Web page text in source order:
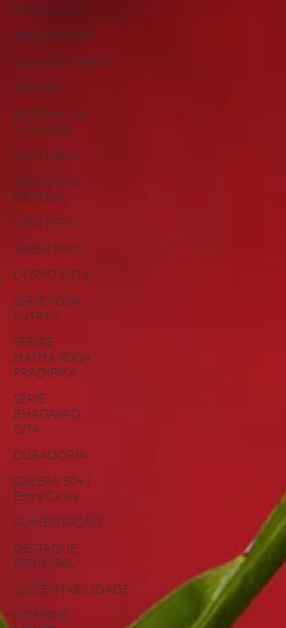
PSICOLOGIA
PRANAYAMAS
CONHECIMENTO
ASANAS
BUDISMO NA
VIDA REAL
MAIS LIDAS
GLOSSÁRIO
DE YOGA
CIENTÍFICO
SABER MAIS
CORPO SUTIL
SÉRIE YOGA
SUTRAS
SÉRIRE
HATHA YOGA
PRADIPIKA
SÉRIE
BHAGAVAD
GITA
CURADORIA
GALERA 50+ |
Entre Ciclos
ALIMENTAÇÃO
DESTAQUE
PRINCIPAL
SUSTENTABILIDADE
CORPO E